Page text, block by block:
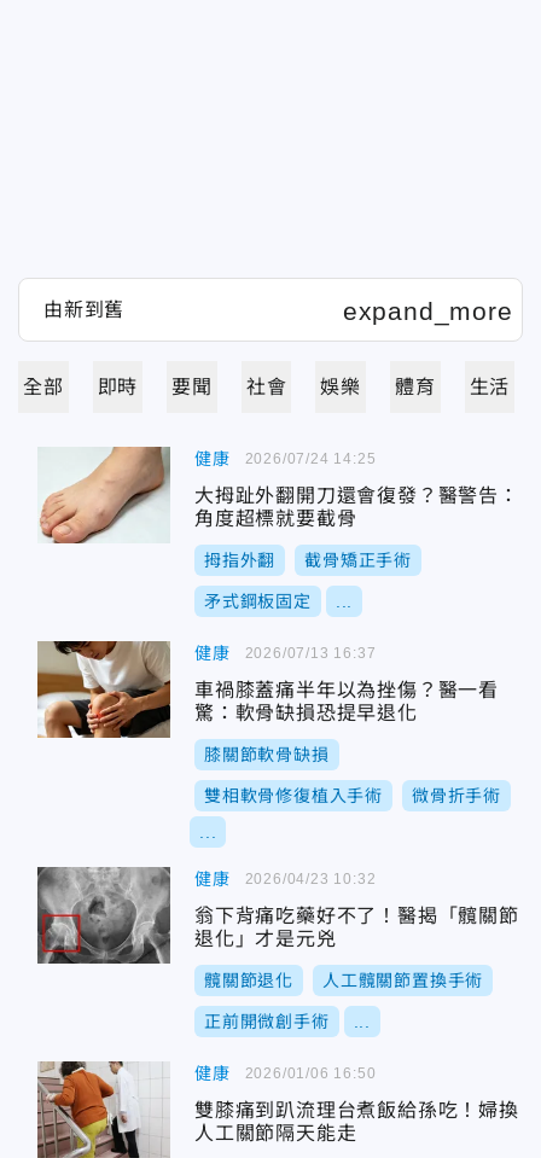
全部 即時 要聞 社會 娛樂 體育 生活
健康
大拇趾外翻開刀還會復發？醫警告：
角度超標就要截骨
拇指外翻 截骨矯正手術
矛式鋼板固定
2026/07/24 14:25
健康
車禍膝蓋痛半年以為挫傷？醫一看
驚：軟骨缺損恐提早退化
膝關節軟骨缺損
雙相軟骨修復植入手術 微骨折手術
2026/07/13 16:37
健康
翁下背痛吃藥好不了！醫揭「髖關節
退化」才是元兇
髖關節退化 人工髖關節置換手術
正前開微創手術
2026/04/23 10:32
健康
雙膝痛到趴流理台煮飯給孫吃！婦換
人工關節隔天能走
2026/01/06 16:50